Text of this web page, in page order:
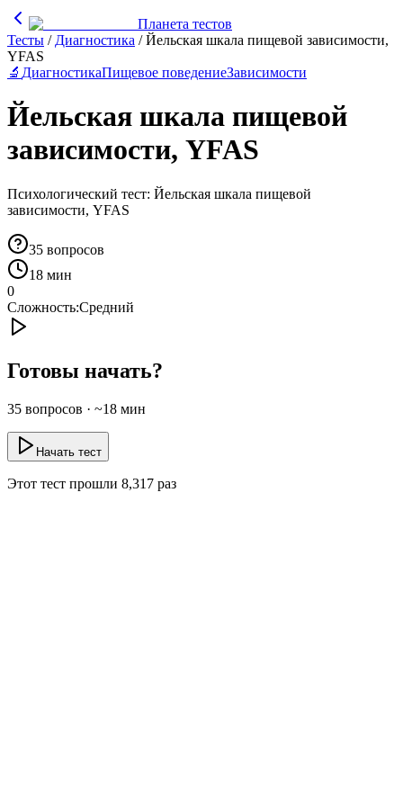
Планета тестов
Тесты / Диагностика /Йельская шкала пищевой зависимости,
YFAS
🔬 ДиагностикаПищевое поведениеЗависимости
Йельская шкала пищевой
зависимости, YFAS
Психологический тест: Йельская шкала пищевой
зависимости, YFAS
35 вопросов
18 мин
0
Сложность:Средний
Готовы начать?
35 вопросов · ~18 мин
Начать тест
Этот тест прошли 8,317 раз